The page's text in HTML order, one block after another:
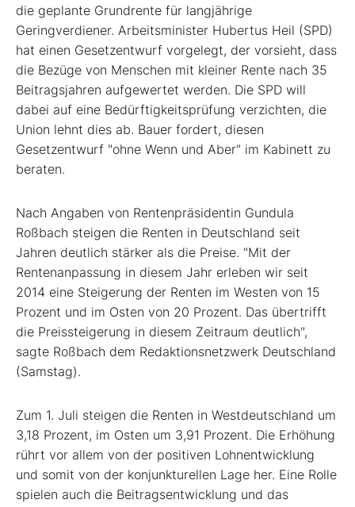
die geplante Grundrente für langjährige
Geringverdiener. Arbeitsminister Hubertus Heil (SPD)
hat einen Gesetzentwurf vorgelegt, der vorsieht, dass
die Bezüge von Menschen mit kleiner Rente nach 35
Beitragsjahren aufgewertet werden. Die SPD will
dabei auf eine Bedürftigkeitsprüfung verzichten, die
Union lehnt dies ab. Bauer fordert, diesen
Gesetzentwurf "ohne Wenn und Aber" im Kabinett zu
beraten.
Nach Angaben von Rentenpräsidentin Gundula
Roßbach steigen die Renten in Deutschland seit
Jahren deutlich stärker als die Preise. "Mit der
Rentenanpassung in diesem Jahr erleben wir seit
2014 eine Steigerung der Renten im Westen von 15
Prozent und im Osten von 20 Prozent. Das übertrifft
die Preissteigerung in diesem Zeitraum deutlich",
sagte Roßbach dem Redaktionsnetzwerk Deutschland
(Samstag).
Zum 1. Juli steigen die Renten in Westdeutschland um
3,18 Prozent, im Osten um 3,91 Prozent. Die Erhöhung
rührt vor allem von der positiven Lohnentwicklung
und somit von der konjunkturellen Lage her. Eine Rolle
spielen auch die Beitragsentwicklung und das